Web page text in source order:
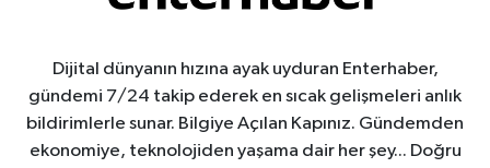
Dijital dünyanın hızına ayak uyduran Enterhaber,
gündemi 7/24 takip ederek en sıcak gelişmeleri anlık
bildirimlerle sunar. Bilgiye Açılan Kapınız. Gündemden
ekonomiye, teknolojiden yaşama dair her şey... Doğru